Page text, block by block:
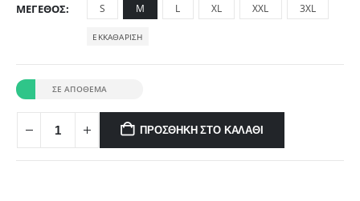
ΜΈΓΕΘΟΣ S M L XL XXL 3XL
ΕΚΚΑΘΆΡΙΣΗ
ΣΕ ΑΠΌΘΕΜΑ
ΠΡΟΣΘΉΚΗ ΣΤΟ ΚΑΛΆΘΙ